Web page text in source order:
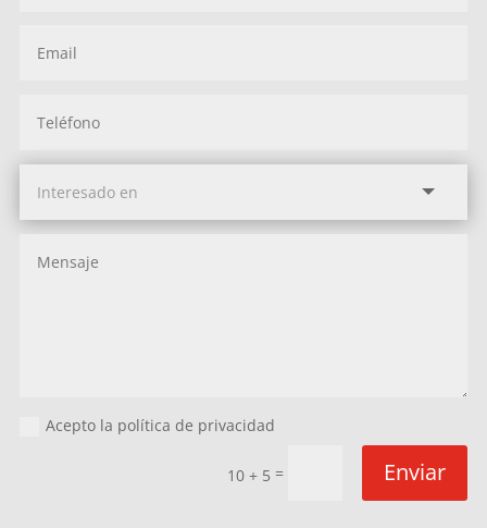
Acepto la política de privacidad
10 + 5 = Enviar